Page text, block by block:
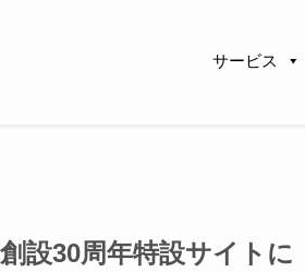
サービス
設30周年特設サイトに